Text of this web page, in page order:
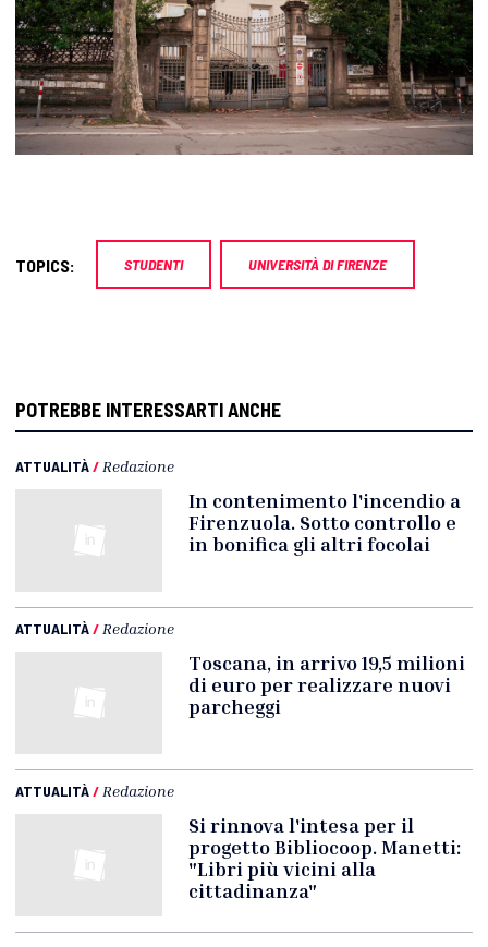
TOPICS: STUDENTI UNIVERSITÀ DI FIRENZE
POTREBBE INTERESSARTI ANCHE
ATTUALITÀ/Redazione
In contenimento l'incendio a
Firenzuola. Sotto controllo e
in bonifica gli altri focolai
ATTUALITÀ/Redazione
Toscana, in arrivo 19,5 milioni
di euro per realizzare nuovi
parcheggi
ATTUALITÀ/Redazione
Si rinnova l'intesa per il
progetto Bibliocoop. Manetti:
"Libri più vicini alla
cittadinanza"